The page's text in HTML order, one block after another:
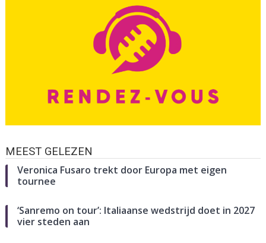
MEEST GELEZEN
Veronica Fusaro trekt door Europa met eigen
tournee
‘Sanremo on tour’: Italiaanse wedstrijd doet in 2027
vier steden aan